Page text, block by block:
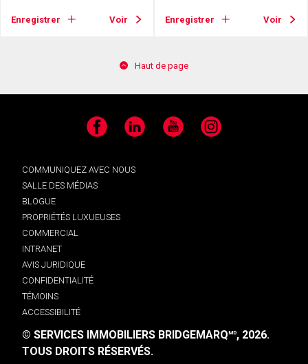
Enregistrer Voir Enregistrer Voir
Haut de page
Facebook LinkedIn YouTube Instagram
COMMUNIQUEZ AVEC NOUS
SALLE DES MÉDIAS
BLOGUE
PROPRIÉTÉS LUXUEUSES
COMMERCIAL
INTRANET
AVIS JURIDIQUE
CONFIDENTIALITÉ
TÉMOINS
ACCESSIBILITÉ
© SERVICES IMMOBILIERS BRIDGEMARQMD, 2026.
TOUS DROITS RÉSERVÉS.